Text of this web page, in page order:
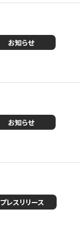
お知らせ
お知らせ
プレスリリース